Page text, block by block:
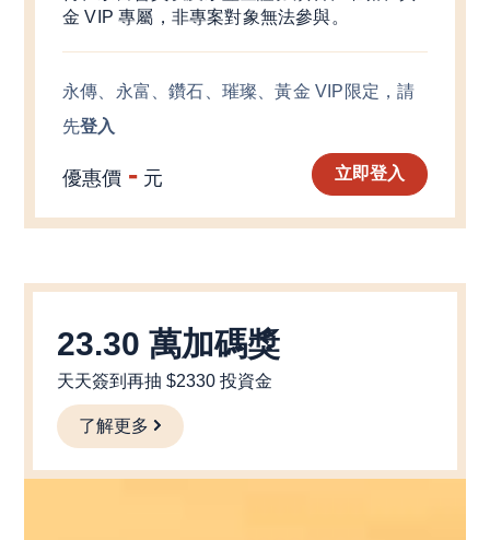
金 VIP 專屬，非專案對象無法參與。
永傳、永富、鑽石、璀璨、黃金 VIP 限定 ，請
先登入
優惠價 - 元 立即登入
23.30 萬加碼獎
天天簽到再抽 $2330 投資金
了解更多